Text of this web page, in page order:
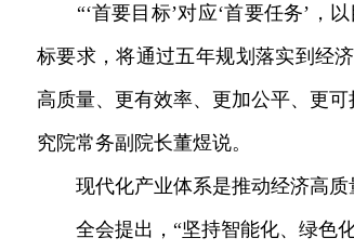
“‘首要目标’对应‘首要任务’，以
标要求，将通过五年规划落实到经
高质量、更有效率、更加公平、更
究院常务副院长董煜说。
现代化产业体系是推动经济高质
全会提出，“坚持智能化、绿色化